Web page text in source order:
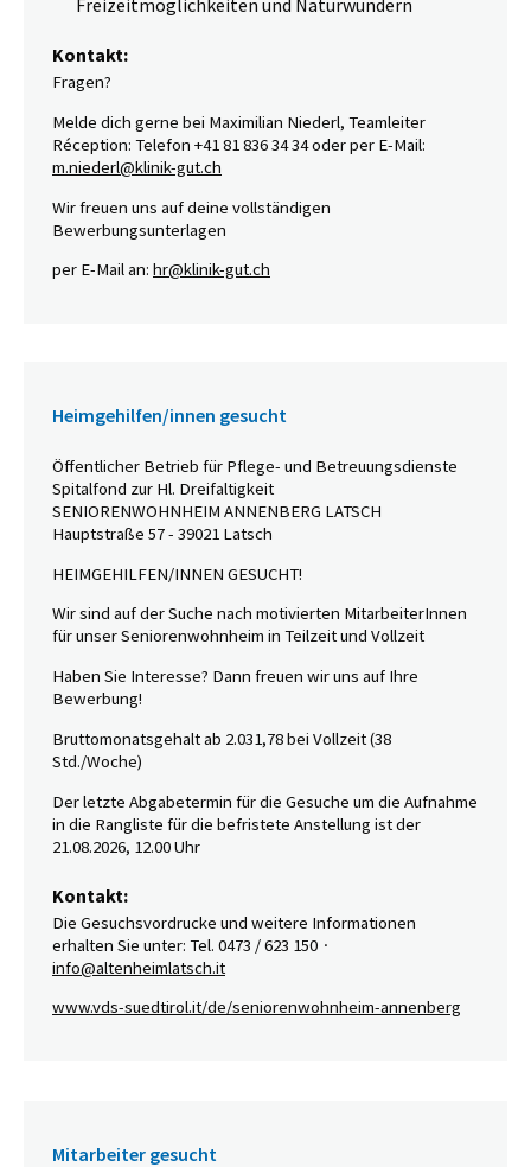
Freizeitmöglichkeiten und Naturwundern
Kontakt:
Fragen?
Melde dich gerne bei Maximilian Niederl, Teamleiter
Réception: Telefon +41 81 836 34 34 oder per E-Mail:
m.niederl@klinik-gut.ch
Wir freuen uns auf deine vollständigen
Bewerbungsunterlagen
per E-Mail an: hr@klinik-gut.ch
Heimgehilfen/innen gesucht
Öffentlicher Betrieb für Pflege- und Betreuungsdienste
Spitalfond zur Hl. Dreifaltigkeit
SENIORENWOHNHEIM ANNENBERG LATSCH
Hauptstraße 57 - 39021 Latsch
HEIMGEHILFEN/INNEN GESUCHT!
Wir sind auf der Suche nach motivierten MitarbeiterInnen
für unser Seniorenwohnheim in Teilzeit und Vollzeit
Haben Sie Interesse? Dann freuen wir uns auf Ihre
Bewerbung!
Bruttomonatsgehalt ab 2.031,78 bei Vollzeit (38
Std./Woche)
Der letzte Abgabetermin für die Gesuche um die Aufnahme
in die Rangliste für die befristete Anstellung ist der
21.08.2026, 12.00 Uhr
Kontakt:
Die Gesuchsvordrucke und weitere Informationen
erhalten Sie unter: Tel. 0473 / 623 150 ∙
info@altenheimlatsch.it
www.vds-suedtirol.it/de/seniorenwohnheim-annenberg
Mitarbeiter gesucht